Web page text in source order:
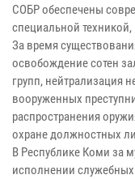
СОБР обеспечены
специальной
За время
освобождение сотен
групп, нейтрализация
вооруженных
распространения
охране должностных
В Республике Коми за
исполнении служебных